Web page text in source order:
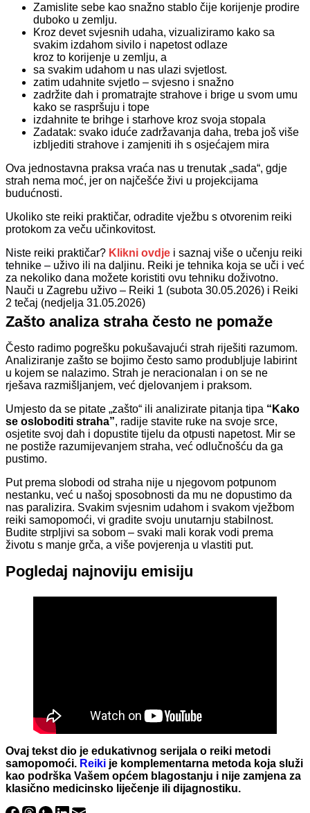
Zamislite sebe kao snažno stablo čije korijenje prodire
duboko u zemlju.
Kroz devet svjesnih udaha, vizualiziramo kako sa
svakim izdahom sivilo i napetost odlaze
kroz to korijenje u zemlju, a
sa svakim udahom u nas ulazi svjetlost.
zatim udahnite svjetlo – svjesno i snažno
zadržite dah i promatrajte strahove i brige u svom umu
kako se raspršuju i tope
izdahnite te brihge i starhove kroz svoja stopala
Zadatak: svako iduće zadržavanja daha, treba još više
izbljediti strahove i zamjeniti ih s osjećajem mira
Ova jednostavna praksa vraća nas u trenutak „sada“, gdje
strah nema moć, jer on najčešće živi u projekcijama
budućnosti.
Ukoliko ste reiki praktičar, odradite vježbu s otvorenim reiki
protokom za veču učinkovitost.
Niste reiki praktičar? Klikni ovdje i saznaj više o učenju reiki
tehnike – uživo ili na daljinu. Reiki je tehnika koja se uči i već
za nekoliko dana možete koristiti ovu tehniku doživotno.
Nauči u Zagrebu uživo – Reiki 1 (subota 30.05.2026) i Reiki
2 tečaj (nedjelja 31.05.2026)
Zašto analiza straha često ne pomaže
Često radimo pogrešku pokušavajući strah riješiti razumom.
Analiziranje zašto se bojimo često samo produbljuje labirint
u kojem se nalazimo. Strah je neracionalan i on se ne
rješava razmišljanjem, već djelovanjem i praksom.
Umjesto da se pitate „zašto“ ili analizirate pitanja tipa “Kako
se osloboditi straha”, radije stavite ruke na svoje srce,
osjetite svoj dah i dopustite tijelu da otpusti napetost. Mir se
ne postiže razumijevanjem straha, već odlučnošću da ga
pustimo.
Put prema slobodi od straha nije u njegovom potpunom
nestanku, već u našoj sposobnosti da mu ne dopustimo da
nas paralizira. Svakim svjesnim udahom i svakom vježbom
reiki samopomoći, vi gradite svoju unutarnju stabilnost.
Budite strpljivi sa sobom – svaki mali korak vodi prema
životu s manje grča, a više povjerenja u vlastiti put.
Pogledaj najnoviju emisiju
Ovaj tekst dio je edukativnog serijala o reiki metodi
samopomoći. Reiki je komplementarna metoda koja služi
kao podrška Vašem općem blagostanju i nije zamjena za
klasično medicinsko liječenje ili dijagnostiku.